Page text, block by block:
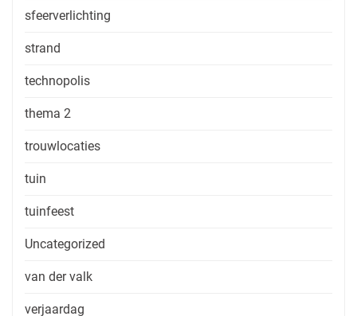
sfeerverlichting
strand
technopolis
thema 2
trouwlocaties
tuin
tuinfeest
Uncategorized
van der valk
verjaardag